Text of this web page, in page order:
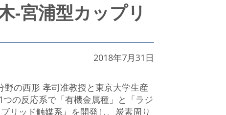
-宮浦型カップリ
2018年7月31日
の西形 孝司准教授と東京大学生産
の反応系で「有機金属種」と「ラジ
リッド触媒系』を開発し、炭素周り